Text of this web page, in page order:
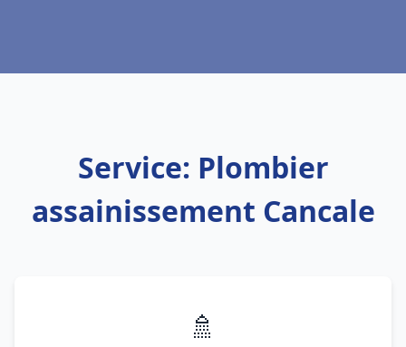
Service: Plombier
assainissement Cancale
🚿